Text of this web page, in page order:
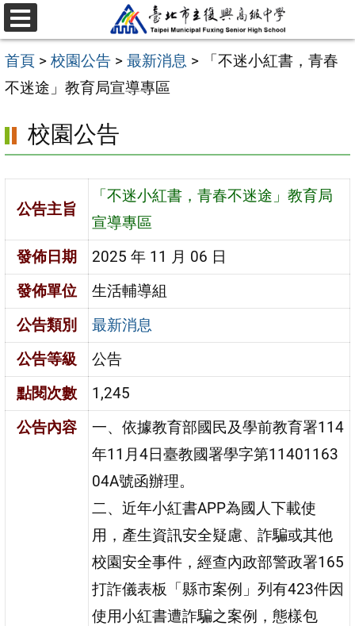
跳
至
主
要
容
區
選
單
首頁 > 校園公告 > 最新消息 >
「不迷小紅書，青春
不迷途」教育局宣導專區
校園公告
公告主旨
「不迷小紅書，青春不迷途」教育局
宣導專區
發佈日期
2025 年 11 月 06 日
發佈單位
生活輔導組
公告類別
最新消息
公告等級
公告
點閱次數
1,245
公告內容
一、依據教育部國民及學前教育署114
年11月4日臺教國署學字第11401163
04A號函辦理。
二、近年小紅書APP為國人下載使
用，產生資訊安全疑慮、詐騙或其他
校園安全事件，經查內政部警政署165
打詐儀表板「縣市案例」列有423件因
使用小紅書遭詐騙之案例，態樣包